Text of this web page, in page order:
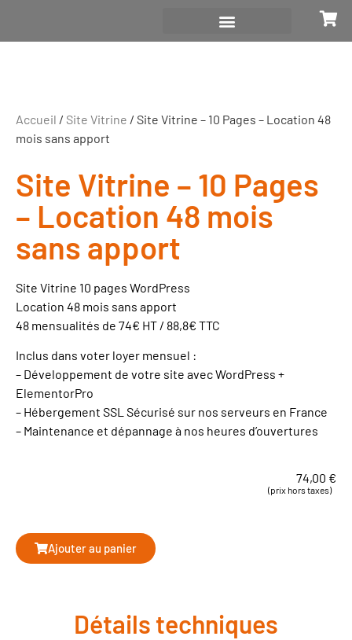
Accueil / Site Vitrine / Site Vitrine – 10 Pages – Location 48
mois sans apport
Site Vitrine – 10 Pages
– Location 48 mois
sans apport
Site Vitrine 10 pages WordPress
Location 48 mois sans apport
48 mensualités de 74€ HT / 88,8€ TTC
Inclus dans voter loyer mensuel :
– Développement de votre site avec WordPress +
ElementorPro
– Hébergement SSL Sécurisé sur nos serveurs en France
– Maintenance et dépannage à nos heures d’ouvertures
74,00 €
(prix hors taxes)
Ajouter au panier
Détails techniques